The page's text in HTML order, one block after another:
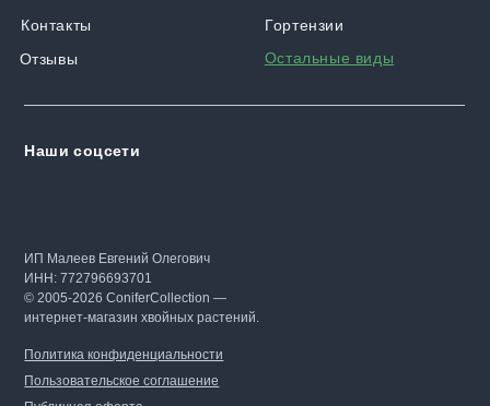
Отзывы
Контакты
Гортензии
Наши соцсети
ИП Малеев Евгений Олегович
ИНН: 772796693701
© 2005-2026 ConiferCollection —
интернет-магазин хвойных растений.
Политика конфиденциальности
Пользовательское соглашение
Остальные виды